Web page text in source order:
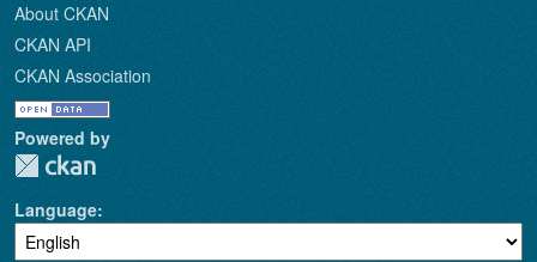
About CKAN
CKAN API
CKAN Association
Powered by
Language